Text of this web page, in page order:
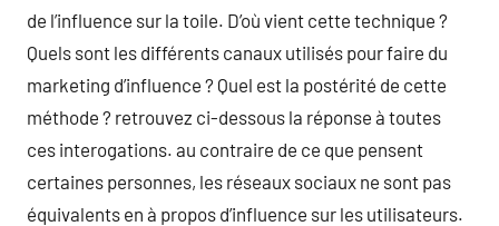
de l’influence sur la toile. D’où vient cette technique ?
Quels sont les différents canaux utilisés pour faire du
marketing d’influence ? Quel est la postérité de cette
méthode ? retrouvez ci-dessous la réponse à toutes
ces interogations. au contraire de ce que pensent
certaines personnes, les réseaux sociaux ne sont pas
équivalents en à propos d’influence sur les utilisateurs.